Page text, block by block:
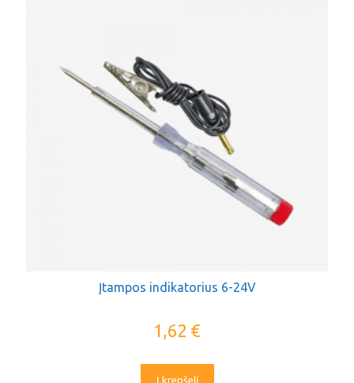
Įtampos indikatorius 6-24V
1,62 €
Į krepšelį